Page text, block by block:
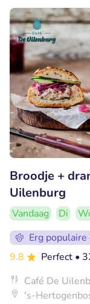
Broodje +
Uilenburg
Vandaag Di
Erg populaire
9.8
Perfect •
Café De
's-